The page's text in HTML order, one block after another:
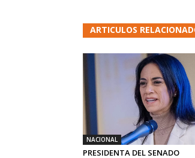
ARTICULOS
NACIONAL
PRESIDENTA DEL SENADO